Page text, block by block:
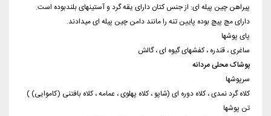
پیراهن چین پیله ای: از جنس کتان دارای یقه گرد و آستینهای بلندبوده است.
دارای مچ پیچ بوده پایین تنه را مانند دامن چین پیله ای میدادند.
پای پوشها
ساغری ، قندره ، کفشهای گیوه ای ، گالش
پوشاک محلی مردانه
سرپوشها
کلاه گرد نمدی ، کلاه دوره ای (شاپو ، کلاه پهلوی ، عمامه ، کلاه بافتنی (کاموایی) )
تن پوشها